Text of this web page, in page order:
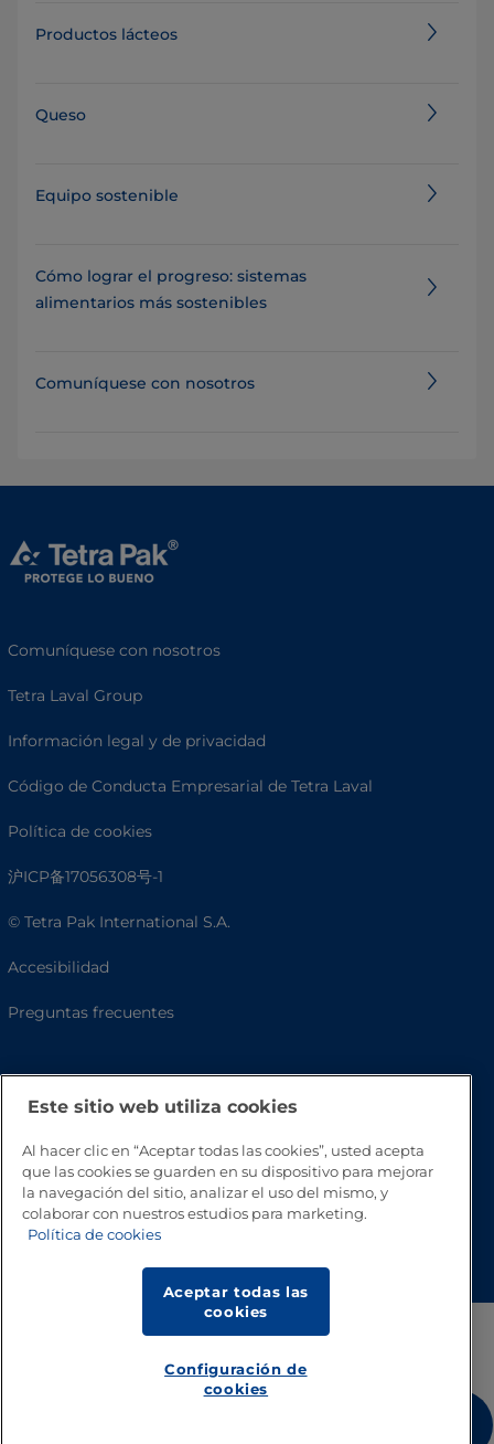
Productos lácteos
Queso
Equipo sostenible
Cómo lograr el progreso: sistemas
alimentarios más sostenibles
Comuníquese con nosotros
Comuníquese con nosotros
Tetra Laval Group
Información legal y de privacidad
Código de Conducta Empresarial de Tetra Laval
Política de cookies
沪ICP备17056308号-1
© Tetra Pak International S.A.
Accesibilidad
Preguntas frecuentes
Volver a inicio
Este sitio web utiliza cookies
Al hacer clic en “Aceptar todas las cookies”, usted acepta
que las cookies se guarden en su dispositivo para mejorar
la navegación del sitio, analizar el uso del mismo, y
colaborar con nuestros estudios para marketing.
Política de cookies
Aceptar todas las
cookies
Configuración de
cookies